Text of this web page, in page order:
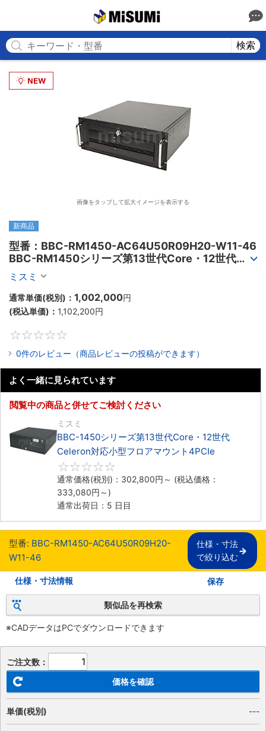
検索
画像をタップして拡大イメージを表示する
新商品
型番：BBC-RM1450-AC64U50R09H20-W11-46
BBC-RM1450シリーズ第13世代Core・12世代
Celeron対応ラックマウント4PCIe
ミスミ
通常単価(税別)： 1,002,000円
(税込単価)： 1,102,200円
0件のレビュー（商品レビューの投稿ができます）
よく一緒に見られています
閲覧中の商品と併せてご検討ください
ミスミ
BBC-1450シリーズ第13世代Core・12世代
Celeron対応小型フロアマウント4PCIe
通常価格(税別)： 302,800円 ～ (税込価格：
333,080円 ～)
通常出荷日：5 日目
型番: BBC-RM1450-AC64U50R09H20-
W11-46
仕様・寸法
で絞り込む
仕様・寸法情報 保存
類似品を再検索
※CADデータはPCでダウンロードできます
ご注文数：
価格を確認
単価(税別) ---